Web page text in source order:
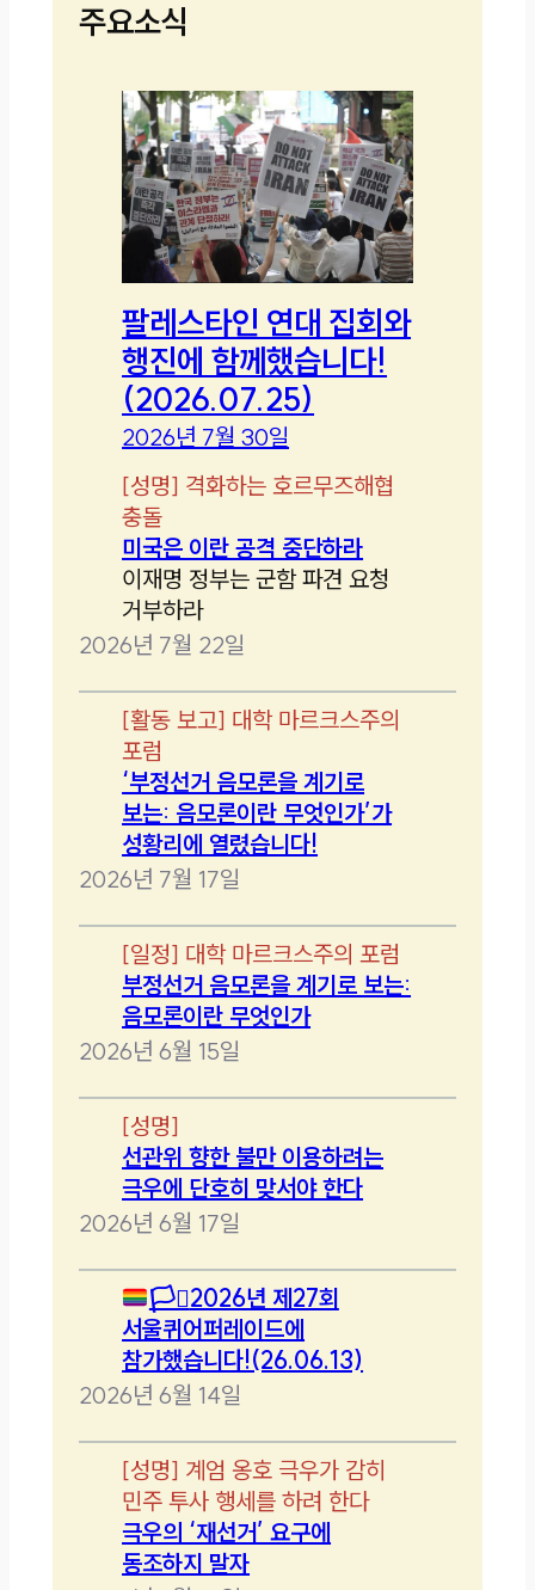
주요소식
팔레스타인 연대 집회와
행진에 함께했습니다!
(2026.07.25)
2026년 7월 30일
[성명] 격화하는 호르무즈해협
충돌
미국은 이란 공격 중단하라
이재명 정부는 군함 파견 요청
거부하라
2026년 7월 22일
[활동 보고] 대학 마르크스주의
포럼
‘부정선거 음모론을 계기로
보는: 음모론이란 무엇인가’가
성황리에 열렸습니다!
2026년 7월 17일
[일정] 대학 마르크스주의 포럼
부정선거 음모론을 계기로 보는:
음모론이란 무엇인가
2026년 6월 15일
[성명]
선관위 향한 불만 이용하려는
극우에 단호히 맞서야 한다
2026년 6월 17일
🏳️‍⚧️2026년 제27회
서울퀴어퍼레이드에
참가했습니다!(26.06.13)
2026년 6월 14일
[성명] 계엄 옹호 극우가 감히
민주 투사 행세를 하려 한다
극우의 ‘재선거’ 요구에
동조하지 말자